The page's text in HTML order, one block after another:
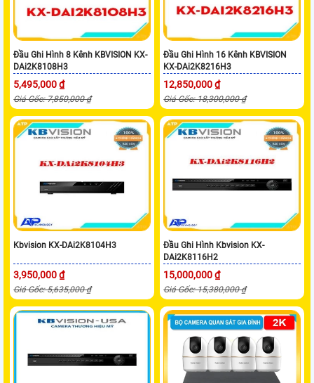
Đầu Ghi Hình 8 Kênh KBVISION KX-
DAi2K8108H3
5,495,000 ₫
Giá Gốc: 7,850,000 ₫
Đầu Ghi Hình 16 Kênh KBVISION
KX-DAi2K8216H3
12,850,000 ₫
Giá Gốc: 18,300,000 ₫
Kbvision KX-DAi2K8104H3
3,950,000 ₫
Giá Gốc: 5,635,000 ₫
Đầu Ghi Hình Kbvision KX-
DAi2K8116H2
15,000,000 ₫
Giá Gốc: 15,380,000 ₫